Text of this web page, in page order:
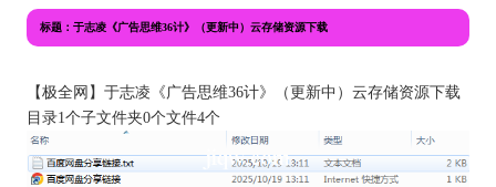
标题：于志凌《广告思维36计》（更新中）云存储资源下载
【极全网 】于志凌《广告思维36计》（更新中）云存储资源下载
目录1个子文件夹0个文件4个